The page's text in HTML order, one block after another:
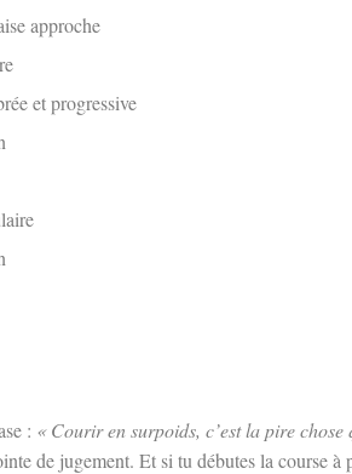
approche
et progressive
: « Courir en surpoids, c’est la pire
de jugement. Et si tu débutes la course